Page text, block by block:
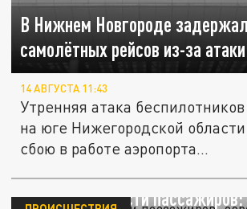
В Нижнем Новгороде
самолётных рейсов из-за
14 АВГУСТА 11:43
Утренняя атака
на юге Нижегородской
сбою в работе аэропорта...
Для безопасности